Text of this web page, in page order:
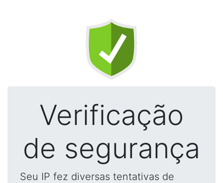
Verificação
de segurança
Seu IP fez diversas tentativas de